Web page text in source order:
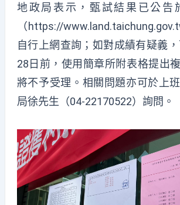
地政局表示，甄試結果已公告
（https://
自行上網查詢；如對成績有疑義
28日前，使用簡章所附表格提出
將不予受理。相關問題亦可於上
局徐先生（04-22170522）詢問。